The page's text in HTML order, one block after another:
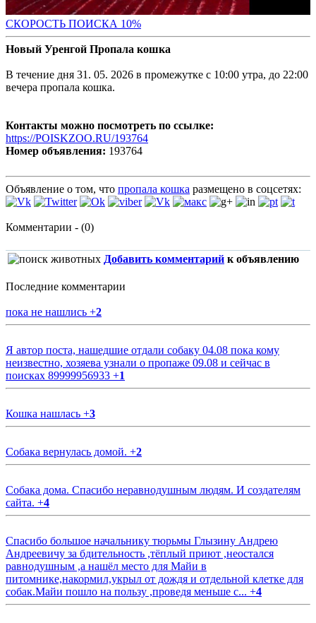
СКОРОСТЬ ПОИСКА 10%
Новый Уренгой Пропала кошка
В течение дня 31. 05. 2026 в промежутке с 10:00 утра, до 22:00
вечера пропала кошка.
Контакты можно посмотреть по ссылке:
https://POISKZOO.RU/193764
Номер объявления: 193764
Объявление о том, что пропала кошка размещено в соцсетях:
Комментарии - (0)
Добавить комментарий к объявлению
Последние комментарии
пока не нашлись +2
Я автор поста, нашедшие отдали собаку 04.08 пока кому
неизвестно, хозяева узнали о пропаже 09.08 и сейчас в
поисках 89999956933 +1
Кошка нашлась +3
Собака вернулась домой. +2
Собака дома. Спасибо неравнодушным людям. И создателям
сайта. +4
Спасибо большое начальнику тюрьмы Глызину Андрею
Андреевичу за бдительность ,тёплый приют ,неостался
равнодушным ,а нашёл место для Майи в
питомнике,накормил,укрыл от дождя и отдельной клетке для
собак.Майи пошло на пользу ,проведя меньше с... +4